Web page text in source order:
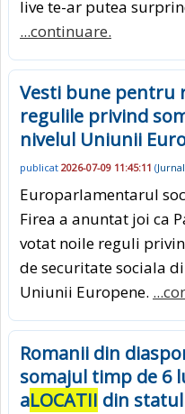
live te-ar putea
...continuare.
Vesti bune pentru
regulile privind
nivelul Uniunii
publicat 2026-07-09 11:45:11 (
Europarlamentarul
Firea a anuntat joi ca
votat noile reguli
de securitate sociala
Uniunii Europene.
Romanii din
somajul timp de 6
aLOCATII din